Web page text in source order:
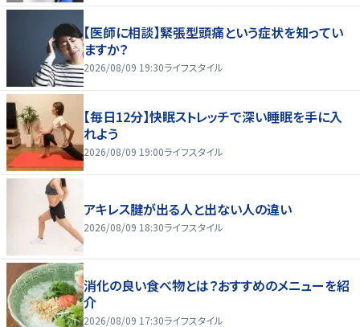
【医師に相談】緊張型頭痛という症状を知ってい
ますか？
2026/08/09 19:30ライフスタイル
【毎日12分】快眠ストレッチで深い睡眠を手に入
れよう
2026/08/09 19:00ライフスタイル
アキレス腱が出る人と出ない人の違い
2026/08/09 18:30ライフスタイル
消化の良い食べ物とは？おすすめのメニューを紹
介
2026/08/09 17:30ライフスタイル